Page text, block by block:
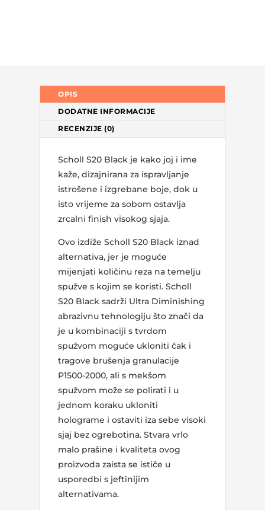
OPIS
DODATNE INFORMACIJE
RECENZIJE (0)
Scholl S20 Black je kako joj i ime
kaže, dizajnirana za ispravljanje
istrošene i izgrebane boje, dok u
isto vrijeme za sobom ostavlja
zrcalni finish visokog sjaja.
Ovo izdiže Scholl S20 Black iznad
alternativa, jer je moguće
mijenjati količinu reza na temelju
spužve s kojim se koristi. Scholl
S20 Black sadrži Ultra Diminishing
abrazivnu tehnologiju što znači da
je u kombinaciji s tvrdom
spužvom moguće ukloniti čak i
tragove brušenja granulacije
P1500-2000, ali s mekšom
spužvom može se polirati i u
jednom koraku ukloniti
holograme i ostaviti iza sebe visoki
sjaj bez ogrebotina. Stvara vrlo
malo prašine i kvaliteta ovog
proizvoda zaista se ističe u
usporedbi s jeftinijim
alternativama.